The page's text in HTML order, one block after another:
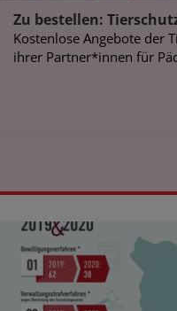
Zu bestellen:
Kostenlose Angebote der
ihrer Partner*innen für